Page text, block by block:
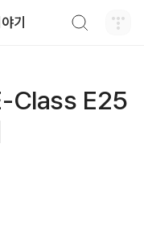
기
Class E25